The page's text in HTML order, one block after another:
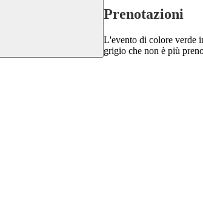
Prenotazioni
L'evento di colore verde
grigio che non è più